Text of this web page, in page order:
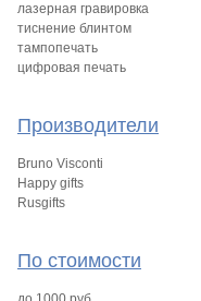
лазерная гравировка
тиснение блинтом
тампопечать
цифровая печать
Производители
Bruno Visconti
Happy gifts
Rusgifts
По стоимости